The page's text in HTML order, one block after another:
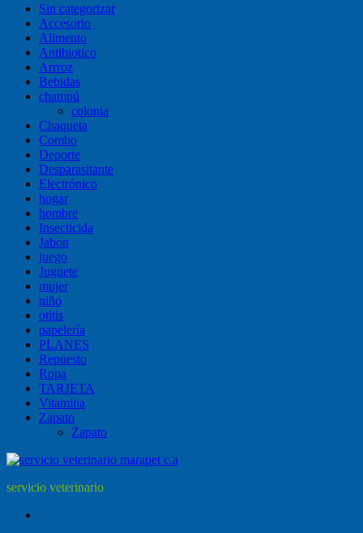
Sin categorizar
Accesorio
Alimento
Antibiotico
Arrroz
Bebidas
champú
colonia
Chaqueta
Combo
Deporte
Desparasitante
Electrónico
hogar
hombre
Insecticida
Jabon
juego
Juguete
mujer
niño
otitis
papelería
PLANES
Repuesto
Ropa
TARJETA
Vitamina
Zapato
Zapato
servicio veterinario